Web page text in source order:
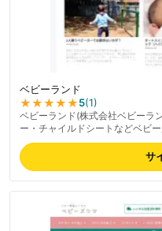
ベビーランド
★★★★★5(1)
ベビーランド(株式会社ベビーラ
ー・チャイルドシートなどベビ
門店。商品の手洗いクリーニン
ビスが好評。子育て情報サイト
年に5,246名規模の個人情報漏洩
り、個人情報の取り扱いについ
最新の料金は公式サイトでご確
サ